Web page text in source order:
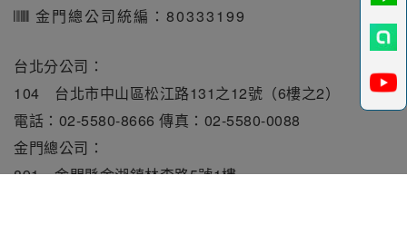
金門總公司統編：80333199
台北分公司：
104 台北市中山區松江路131之12號（6樓之2）
電話：02-5580-8666 傳真：02-5580-0088
金門總公司：
891 金門縣金湖鎮林森路5號1樓